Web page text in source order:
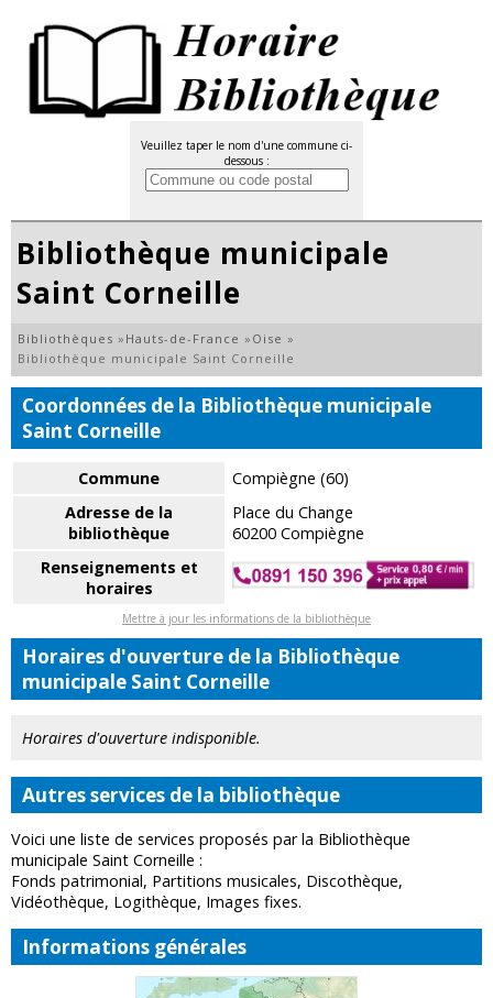
Veuillez taper le nom d'une commune ci-
dessous :
Bibliothèque municipale
Saint Corneille
Bibliothèques » Hauts-de-France » Oise »
Bibliothèque municipale Saint Corneille
Coordonnées de la Bibliothèque municipale
Saint Corneille
Commune
Compiègne (60)
Adresse de la
bibliothèque
Place du Change
60200 Compiègne
Renseignements et
horaires
Mettre à jour les informations de la bibliothèque
Horaires d'ouverture de la Bibliothèque
municipale Saint Corneille
Horaires d'ouverture indisponible.
Autres services de la bibliothèque
Voici une liste de services proposés par la Bibliothèque
municipale Saint Corneille :
Fonds patrimonial, Partitions musicales, Discothèque,
Vidéothèque, Logithèque, Images fixes.
Informations générales